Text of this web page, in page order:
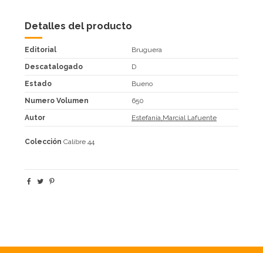
Detalles del producto
Editorial Bruguera
Descatalogado D
Estado Bueno
Numero Volumen 650
Autor Estefanía,Marcial Lafuente
Colección Calibre 44